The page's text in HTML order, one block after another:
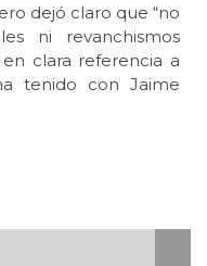
dejó claro que “no
ni revanchismos
clara referencia a
tenido con Jaime